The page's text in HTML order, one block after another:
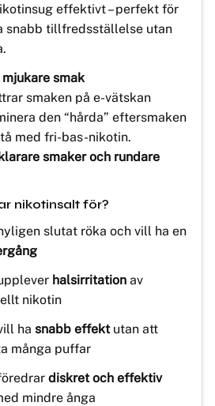
effektivt – perfekt för
snabb tillfredsställelse utan
mjukare smak
smaken på e-vätskan
den “hårda” eftersmaken
med fri-bas-nikotin.
smaker och rundare
nikotinsalt för?
slutat röka och vill ha en
halsirritation av
nikotin
ha snabb effektutan att
många puffar
diskret och effektiv
mindre ånga